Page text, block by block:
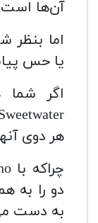
آن‌ها
اما
یا حس
اگر شما
هر دوی
دو را به
به دست